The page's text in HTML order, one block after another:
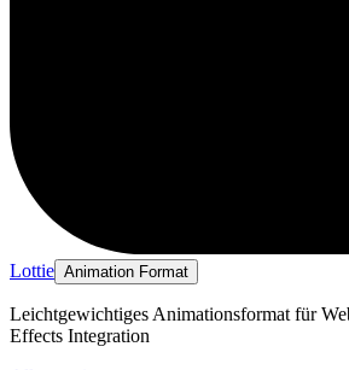
Lottie Animation Format
Leichtgewichtiges Animationsformat für
Effects Integration